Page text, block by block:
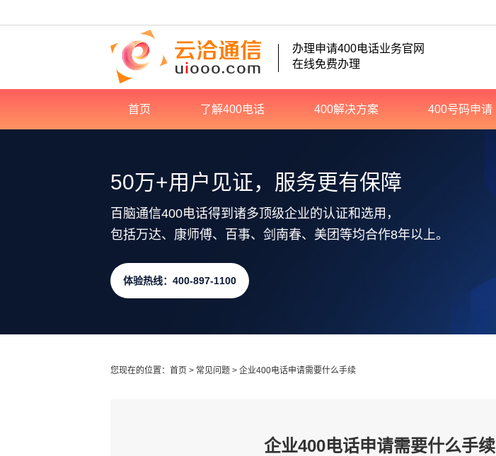
办理申请400电话业务官网
在线免费办理
首页 了解400电话 400解决方案 400号码申请
50万+用户见证，服务更有保障
百脑通信400电话得到诸多顶级企业的认证和选用，
包括万达、康师傅、百事、剑南春、美团等均合作8年以上。
体验热线：400-897-1100
您现在的位置： 首页 > 常见问题 > 企业400电话申请需要什么手续
企业400电话申请需要什么手续